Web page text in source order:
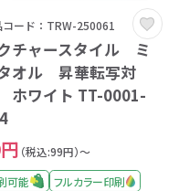
コード：TRW-250061
チャースタイル ミ
オル 昇華転写対
ワイト TT-0001-
（税込:99円）～
可能
フルカラー印刷